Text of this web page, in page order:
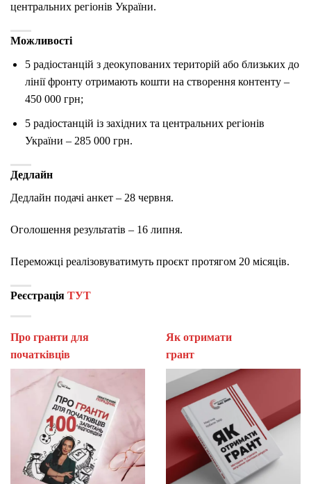
центральних регіонів України.
Можливості
5 радіостанцій з деокупованих територій або близьких до
лінії фронту отримають кошти на створення контенту –
450 000 грн;
5 радіостанцій із західних та центральних регіонів
України – 285 000 грн.
Дедлайн
Дедлайн подачі анкет – 28 червня.
Оголошення результатів – 16 липня.
Переможці реалізовуватимуть проєкт протягом 20 місяців.
Реєстрація ТУТ
Про гранти для
початківців
Як отримати